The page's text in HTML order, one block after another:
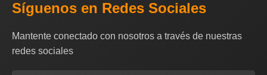
Síguenos en Redes Sociales
Mantente conectado con nosotros a través de nuestras
redes sociales